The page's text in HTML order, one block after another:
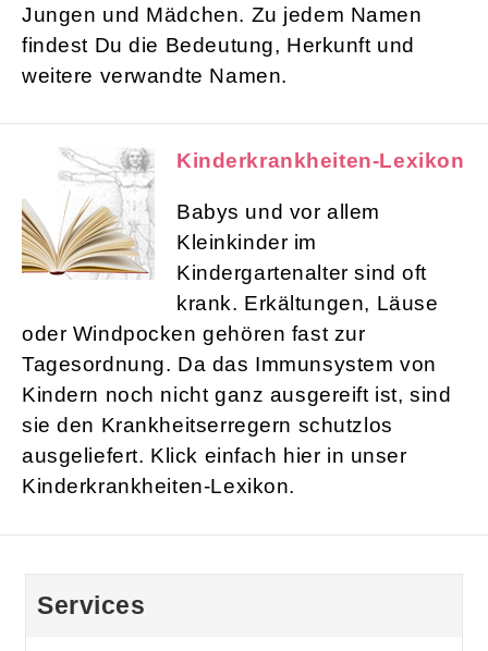
Jungen und Mädchen. Zu jedem Namen
findest Du die Bedeutung, Herkunft und
weitere verwandte Namen.
Kinderkrankheiten-Lexikon
Babys und vor allem
Kleinkinder im
Kindergartenalter sind oft
krank. Erkältungen, Läuse
oder Windpocken gehören fast zur
Tagesordnung. Da das Immunsystem von
Kindern noch nicht ganz ausgereift ist, sind
sie den Krankheitserregern schutzlos
ausgeliefert. Klick einfach hier in unser
Kinderkrankheiten-Lexikon.
Services